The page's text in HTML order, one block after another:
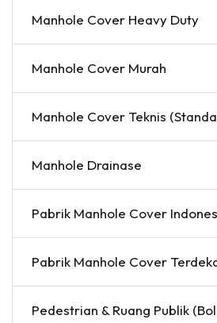
Manhole Cover Heavy Duty
Manhole Cover Murah
Manhole Cover Teknis
Manhole Drainase
Pabrik Manhole Cover
Pabrik Manhole Cover
Pedestrian & Ruang Publik